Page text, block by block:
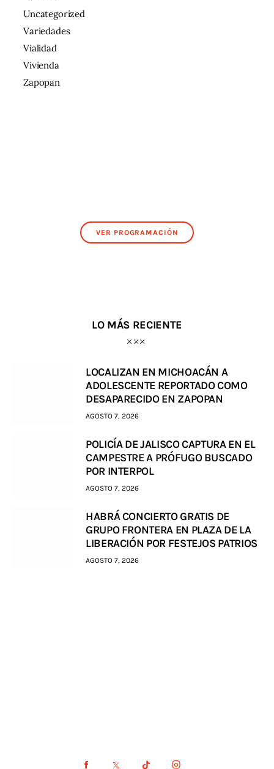
Uncategorized
Variedades
Vialidad
Vivienda
Zapopan
VER PROGRAMACIÓN
LO MÁS RECIENTE
LOCALIZAN EN MICHOACÁN A
ADOLESCENTE REPORTADO COMO
DESAPARECIDO EN ZAPOPAN
AGOSTO 7, 2026
POLICÍA DE JALISCO CAPTURA EN EL
CAMPESTRE A PRÓFUGO BUSCADO
POR INTERPOL
AGOSTO 7, 2026
HABRÁ CONCIERTO GRATIS DE
GRUPO FRONTERA EN PLAZA DE LA
LIBERACIÓN POR FESTEJOS PATRIOS
AGOSTO 7, 2026